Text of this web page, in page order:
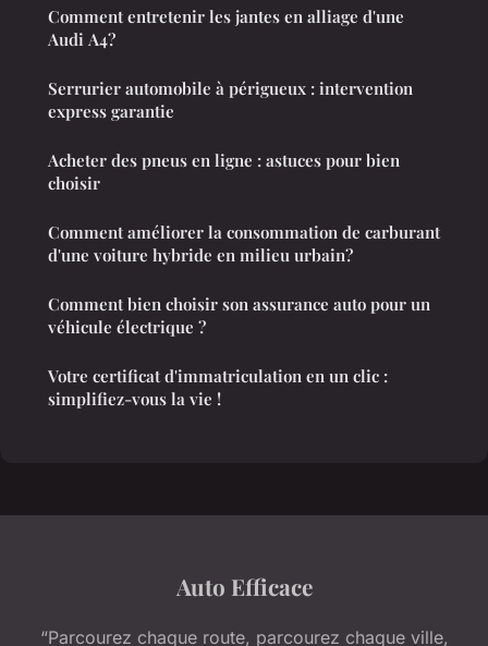
Comment entretenir les jantes en alliage d'une
Audi A4?
Serrurier automobile à périgueux : intervention
express garantie
Acheter des pneus en ligne : astuces pour bien
choisir
Comment améliorer la consommation de carburant
d'une voiture hybride en milieu urbain?
Comment bien choisir son assurance auto pour un
véhicule électrique ?
Votre certificat d'immatriculation en un clic :
simplifiez-vous la vie !
Auto Efficace
“Parcourez chaque route, parcourez chaque ville,